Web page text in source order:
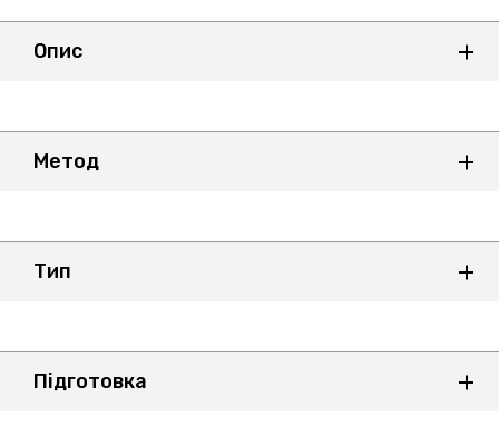
Опис
Метод
Тип
Підготовка